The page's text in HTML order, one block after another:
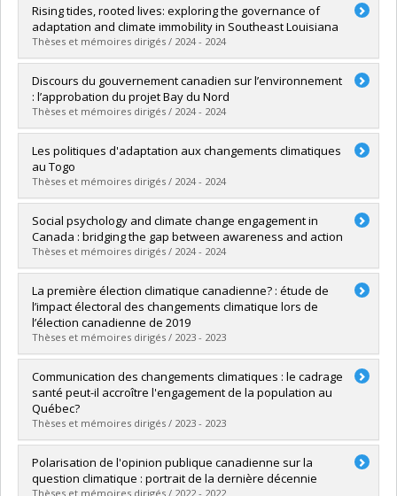
Graduate : Vézina-Lorrain, Vallier
Cycle :Master's
Grade :M. Sc.
Lien vers le document dans Papyrus
Rising tides, rooted lives: exploring the governance of
adaptation and climate immobility in Southeast Louisiana
Thèses et mémoires dirigés / 2024 - 2024
Graduate : Munoz, Sarah
Cycle :Doctoral
Grade :Ph. D.
Lien vers le document dans Papyrus
Discours du gouvernement canadien sur l’environnement
: l’approbation du projet Bay du Nord
Thèses et mémoires dirigés / 2024 - 2024
Graduate :Grosbusch, Oriana
Cycle :Master's
Grade :M. Sc.
Lien vers le document dans Papyrus
Les politiques d'adaptation aux changements climatiques
au Togo
Thèses et mémoires dirigés / 2024 - 2024
Graduate :Amematsro, Bloda Ayaovi.
Cycle :Master's
Grade :M. Sc.
Lien vers le document dans Papyrus
Social psychology and climate change engagement in
Canada : bridging the gap between awareness and action
Thèses et mémoires dirigés / 2024 - 2024
Graduate : Martel-Morin, Marjolaine
Cycle :Doctoral
Grade :Ph. D.
Lien vers le document dans Papyrus
La première élection climatique canadienne? : étude de
l’impact électoral des changements climatique lors de
l’élection canadienne de 2019
Thèses et mémoires dirigés / 2023 - 2023
Graduate :Asselin-Léger, Philippe
Cycle :Master's
Grade :M. Sc.
Lien vers le document dans Papyrus
Communication des changements climatiques : le cadrage
santé peut-il accroître l'engagement de la population au
Québec?
Thèses et mémoires dirigés / 2023 - 2023
Graduate : Briand, Anne-Sara
Cycle :Master's
Grade :M. Sc.
Polarisation de l'opinion publique canadienne sur la
question climatique : portrait de la dernière décennie
Thèses et mémoires dirigés / 2022 - 2022